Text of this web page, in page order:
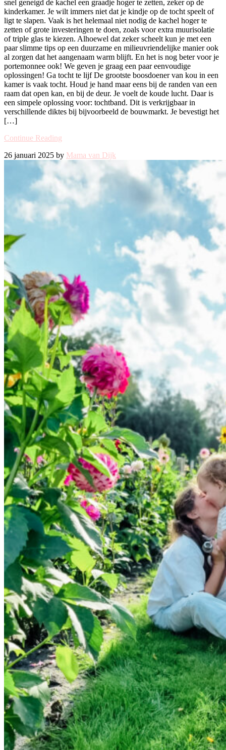
snel geneigd de kachel een graadje hoger te zetten, zeker op de
kinderkamer. Je wilt immers niet dat je kindje op de tocht speelt of
ligt te slapen. Vaak is het helemaal niet nodig de kachel hoger te
zetten of grote investeringen te doen, zoals voor extra muurisolatie
of triple glas te kiezen. Alhoewel dat zeker scheelt kun je met een
paar slimme tips op een duurzame en milieuvriendelijke manier ook
al zorgen dat het aangenaam warm blijft. En het is nog beter voor je
portemonnee ook! We geven je graag een paar eenvoudige
oplossingen! Ga tocht te lijf De grootste boosdoener van kou in een
kamer is vaak tocht. Houd je hand maar eens bij de randen van een
raam dat open kan, en bij de deur. Je voelt de koude lucht. Daar is
een simpele oplossing voor: tochtband. Dit is verkrijgbaar in
verschillende diktes bij bijvoorbeeld de bouwmarkt. Je bevestigt het
[…]
Continue Reading
26 januari 2025 by Mama van Dijk